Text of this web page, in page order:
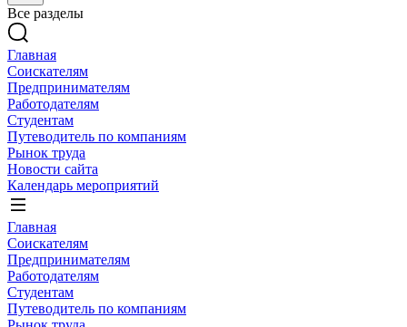
Все разделы
Главная
Соискателям
Предпринимателям
Работодателям
Студентам
Путеводитель по компаниям
Рынок труда
Новости сайта
Календарь мероприятий
Главная
Соискателям
Предпринимателям
Работодателям
Студентам
Путеводитель по компаниям